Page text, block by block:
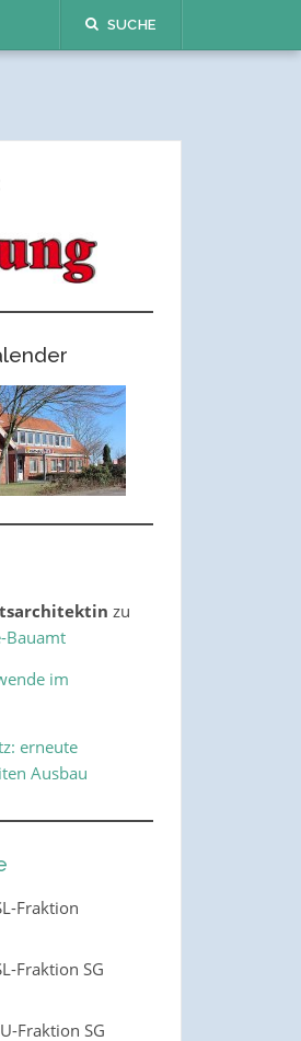
SUCHE
zu
Bauamt
im
erneute
Ausbau
Fraktion
Fraktion SG
Fraktion SG